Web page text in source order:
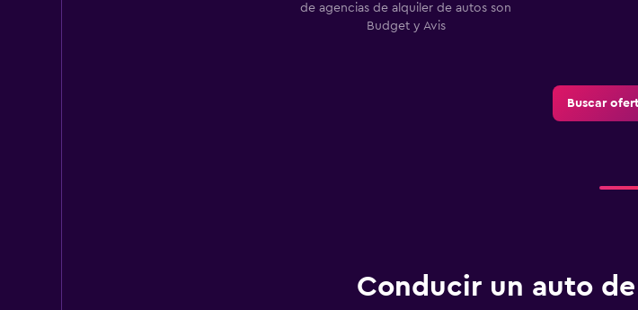
de agencias de alquiler de autos son
Budget y Avis
Buscar
Conducir un auto